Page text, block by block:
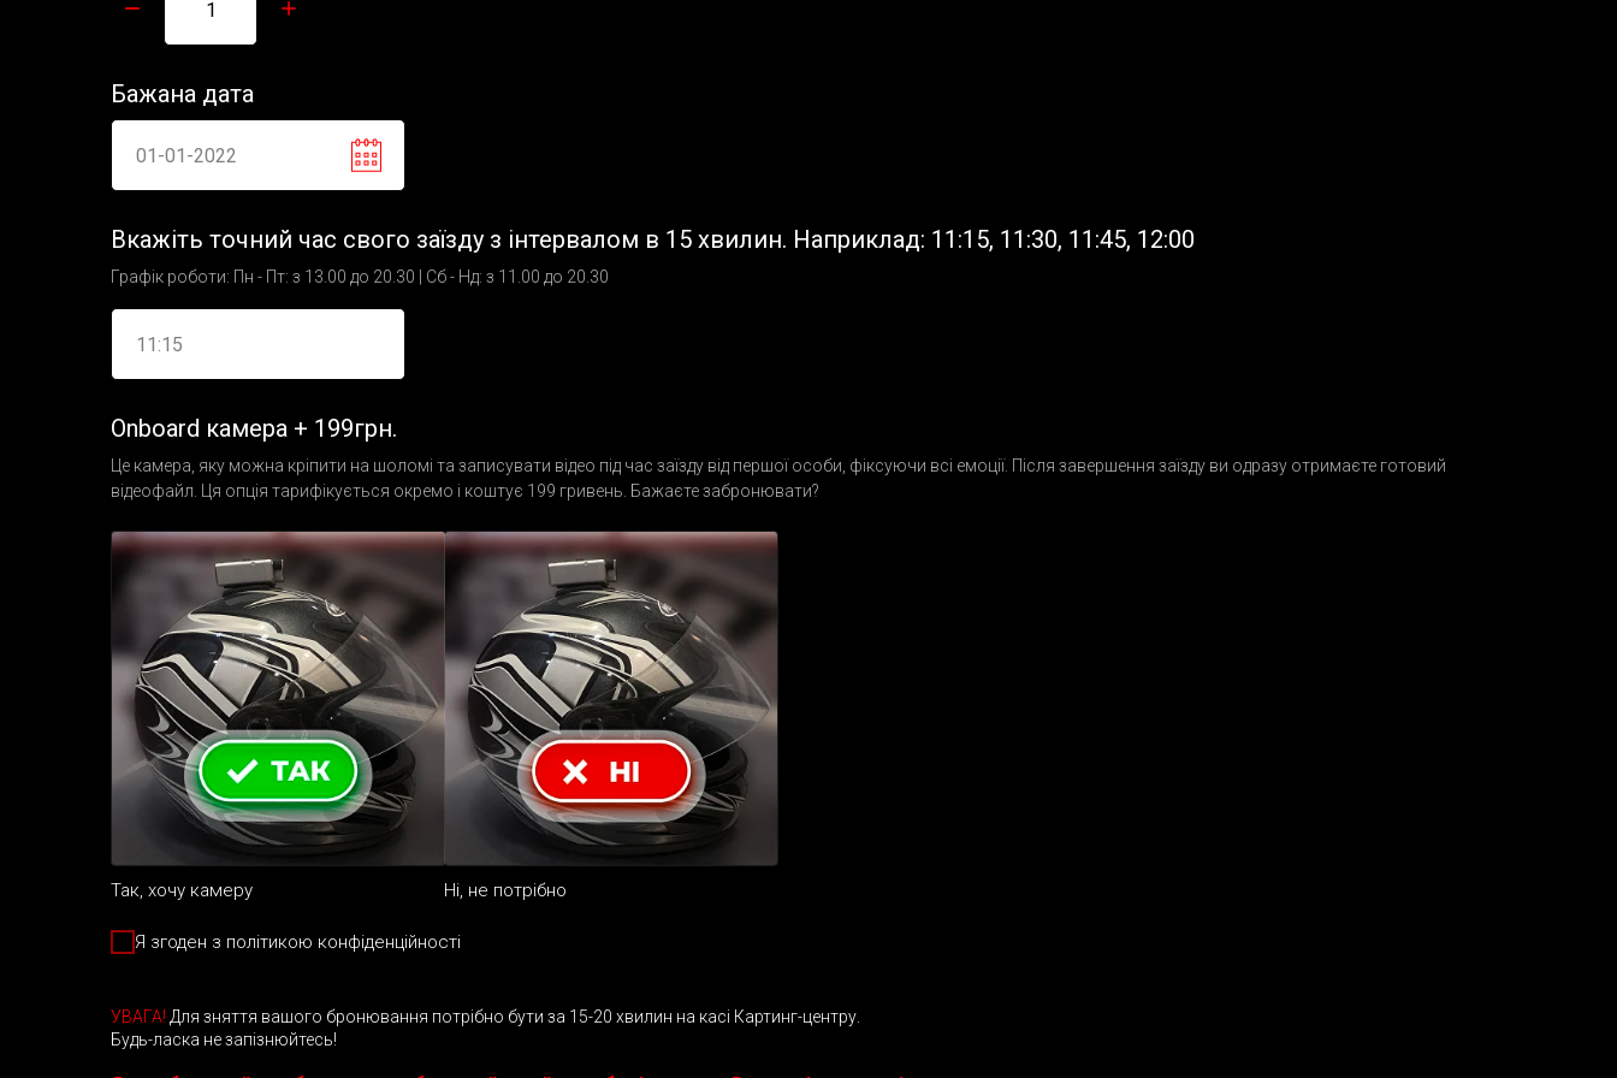
Бажана дата
Вкажіть точний час свого заїзду з інтервалом в 15 хвилин. Наприклад: 11:15, 11:30, 11:45, 12:00
Графік роботи: Пн - Пт: з 13.00 до 20.30 | Сб - Нд: з 11.00 до 20.30
Onboard камера + 199грн.
Це камера, яку можна кріпити на шоломі та записувати відео під час заїзду від першої особи, фіксуючи всі емоції. Після завершення заїзду ви одразу отримаєте готовий
відеофайл. Ця опція тарифікується окремо і коштує 199 гривень. Бажаєте забронювати?
Так, хочу камеру Ні, не потрібно
Я згоден з політикою конфіденційності
УВАГА! Для зняття вашого бронювання потрібно бути за 15-20 хвилин на касі Картинг-центру.
Будь-ласка не запізнюйтесь!